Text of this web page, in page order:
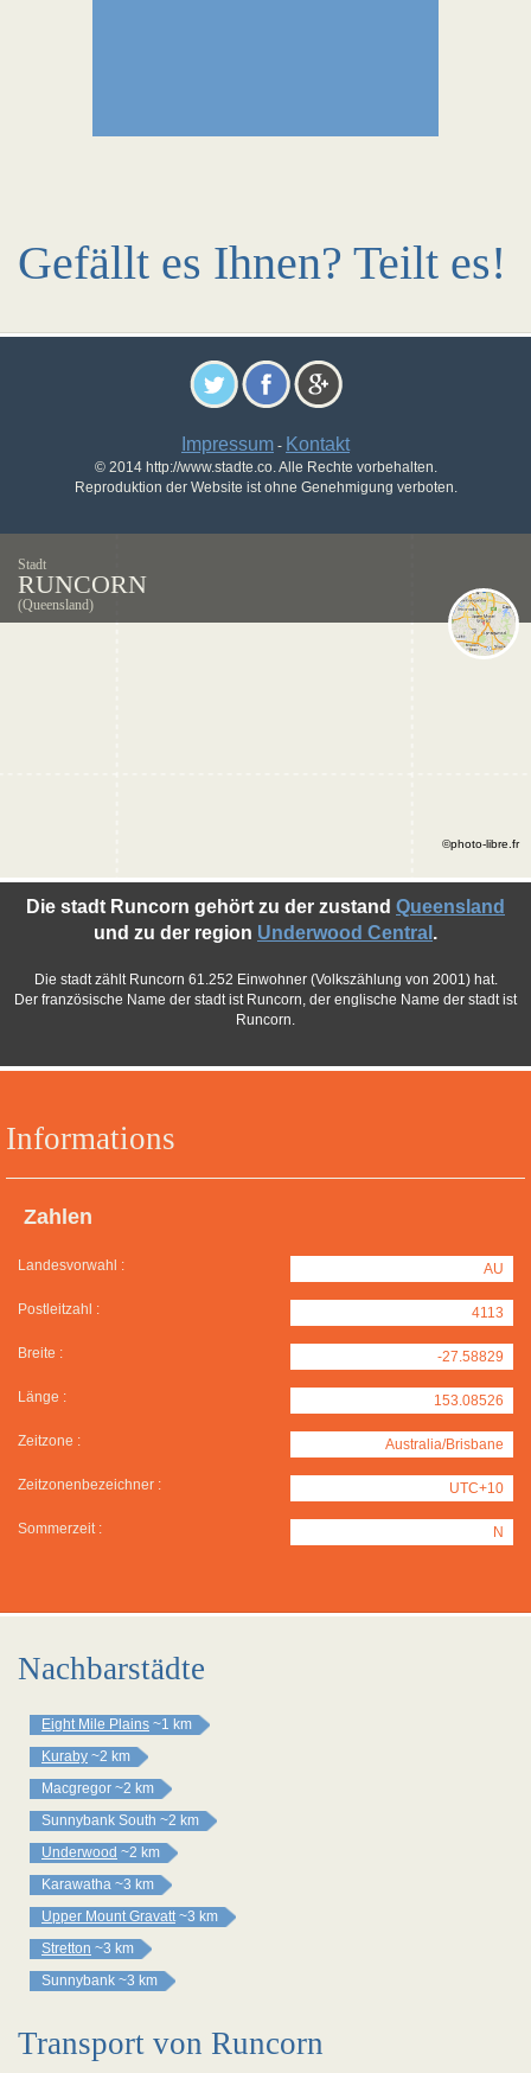
Gefällt es Ihnen? Teilt es!
Impressum - Kontakt
© 2014 http://www.stadte.co. Alle Rechte vorbehalten.
Reproduktion der Website ist ohne Genehmigung verboten.
Stadt
RUNCORN
(Queensland)
Informations
Zahlen
Landesvorwahl : AU
Postleitzahl : 4113
Breite : -27.58829
Länge : 153.08526
Zeitzone : Australia/Brisbane
Zeitzonenbezeichner : UTC+10
Sommerzeit : N
Die stadt Runcorn gehört zu der zustand Queensland
und zu der region Underwood Central .
Die stadt zählt Runcorn 61.252 Einwohner (Volkszählung von 2001) hat.
Der französische Name der stadt ist Runcorn, der englische Name der stadt ist
Runcorn.
©photo-libre.fr
Nachbarstädte
Eight Mile Plains ~1 km
Kuraby ~2 km
Macgregor ~2 km
Sunnybank South ~2 km
Underwood ~2 km
Karawatha ~3 km
Upper Mount Gravatt ~3 km
Stretton ~3 km
Sunnybank ~3 km
Transport von Runcorn